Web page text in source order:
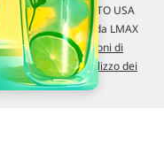
15 min. / MERCATO USA
fornite da LMAX
nostreCondizioni di
privacye dell'Utilizzo dei